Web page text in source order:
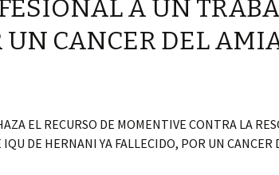
A UN
UN CANCER DEL
EL RECURSO DE MOMENTIVE CONTRA LA
DE HERNANI YA FALLECIDO, POR UN CANCER